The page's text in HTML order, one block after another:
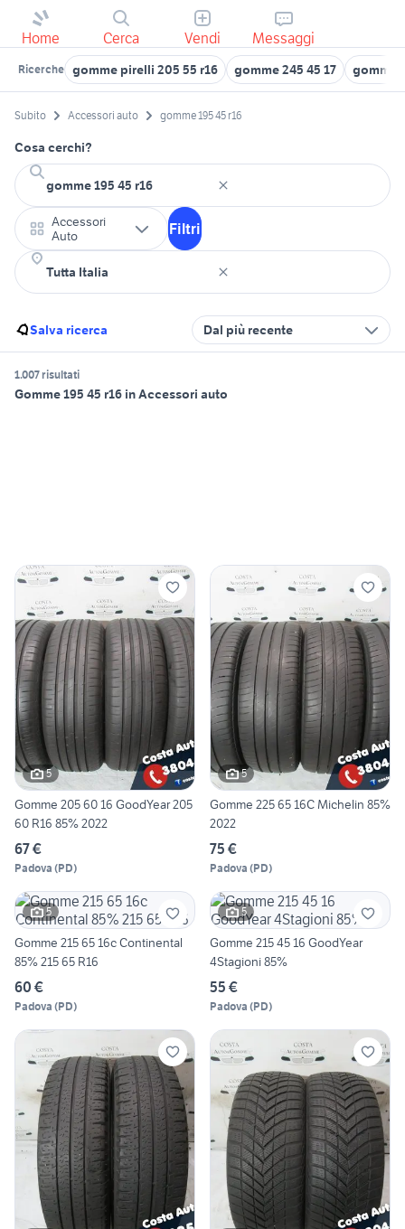
Home Cerca Vendi Messaggi
Ricerche gomme pirelli 205 55 r16 gomme 245 45 17 gomme
Subito Accessori auto gomme 195 45 r16
Cosa cerchi?
Accessori
Auto
Filtri
Salva ricerca Dal più recente
1.007 risultati
Gomme 195 45 r16 in Accessori auto
5
Gomme 205 60 16 GoodYear 205
60 R16 85% 2022
67 €
Padova (PD)
5
Gomme 225 65 16C Michelin 85%
2022
75 €
Padova (PD)
5
Gomme 215 65 16c Continental
85% 215 65 R16
60 €
Padova (PD)
5
Gomme 215 45 16 GoodYear
4Stagioni 85%
55 €
Padova (PD)